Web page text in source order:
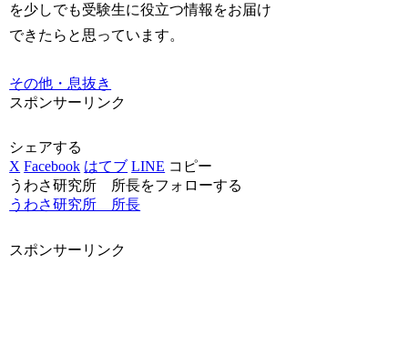
を少しでも受験生に役立つ情報をお届け
できたらと思っています。
その他・息抜き
スポンサーリンク
シェアする
X Facebook はてブ LINE コピー
うわさ研究所 所長をフォローする
うわさ研究所 所長
スポンサーリンク